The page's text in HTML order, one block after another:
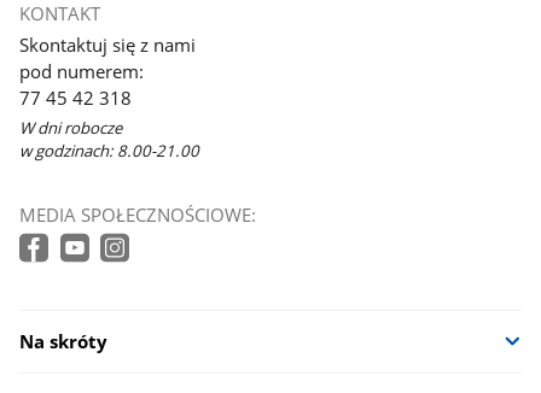
KONTAKT
Skontaktuj się z nami
pod numerem:
77 45 42 318
W dni robocze
w godzinach: 8.00-21.00
MEDIA SPOŁECZNOŚCIOWE:
Na skróty